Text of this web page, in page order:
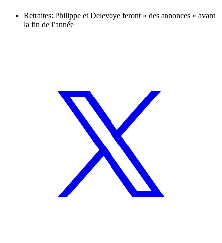
Retraites: Philippe et Delevoye feront « des annonces » avant
la fin de l’année